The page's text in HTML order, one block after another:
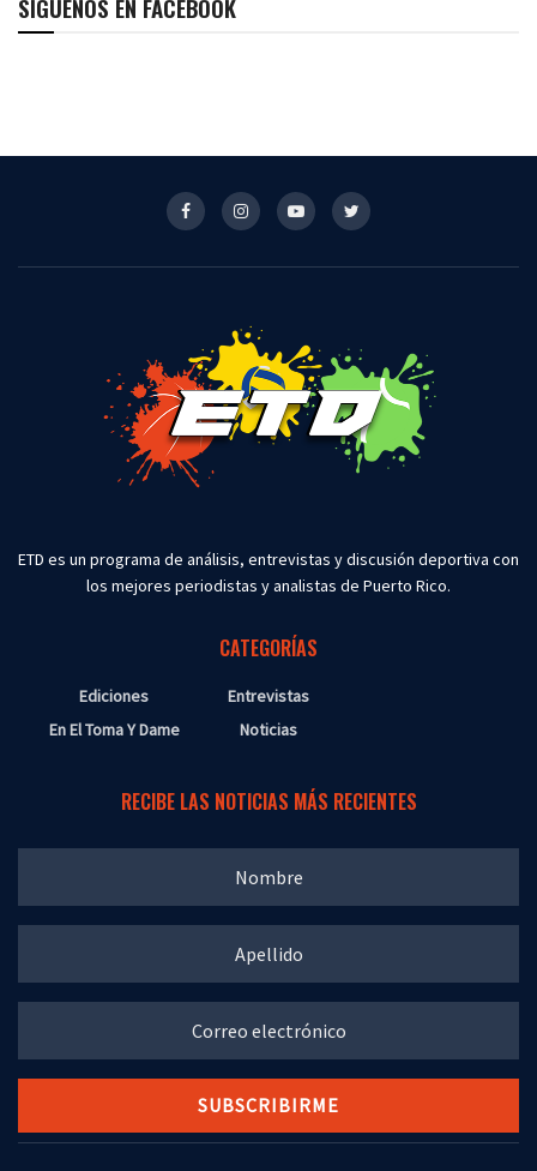
SÍGUENOS EN FACEBOOK
ETD es un programa de análisis, entrevistas y discusión deportiva con
los mejores periodistas y analistas de Puerto Rico.
CATEGORÍAS
Ediciones
En El Toma Y Dame
Entrevistas
Noticias
RECIBE LAS NOTICIAS MÁS RECIENTES